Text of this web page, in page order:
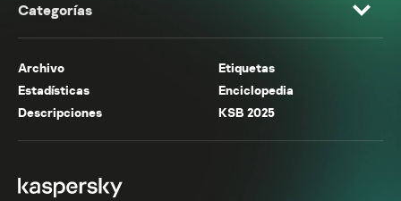
Categorías
Archivo
Etiquetas
Estadísticas
Enciclopedia
Descripciones
KSB 2025